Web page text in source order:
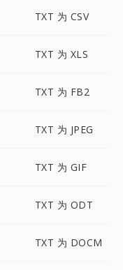
TXT 为 CSV
TXT 为 XLS
TXT 为 FB2
TXT 为 JPEG
TXT 为 GIF
TXT 为 ODT
TXT 为 DOCM